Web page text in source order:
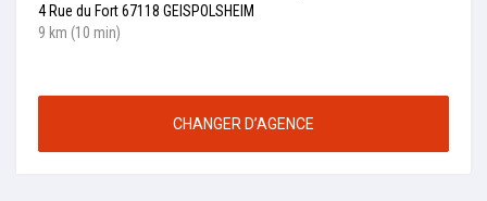
4 Rue du Fort 67118 GEISPOLSHEIM
9 km (10 min)
CHANGER D’AGENCE